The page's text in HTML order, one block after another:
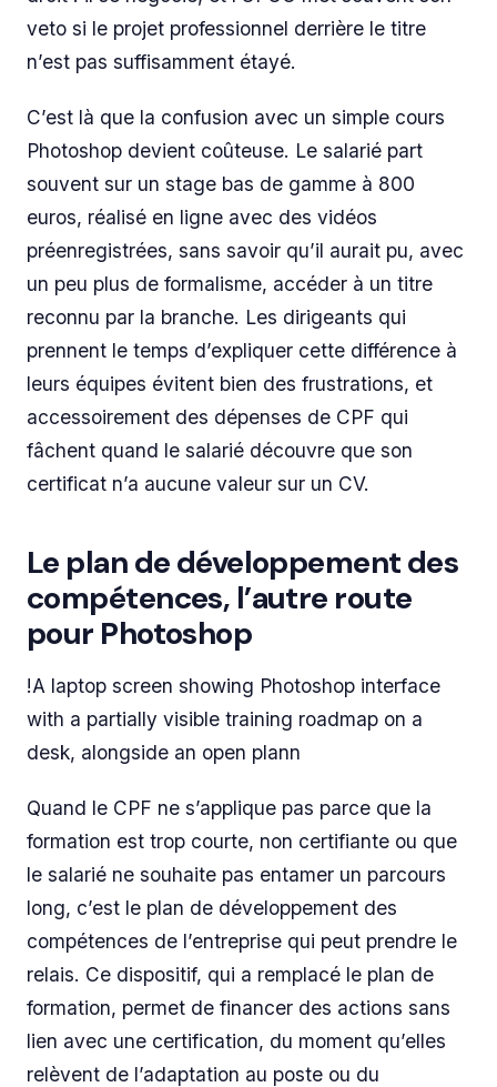
veto si le projet professionnel derrière le titre
n’est pas suffisamment étayé.
C’est là que la confusion avec un simple cours
Photoshop devient coûteuse. Le salarié part
souvent sur un stage bas de gamme à 800
euros, réalisé en ligne avec des vidéos
préenregistrées, sans savoir qu’il aurait pu, avec
un peu plus de formalisme, accéder à un titre
reconnu par la branche. Les dirigeants qui
prennent le temps d’expliquer cette différence à
leurs équipes évitent bien des frustrations, et
accessoirement des dépenses de CPF qui
fâchent quand le salarié découvre que son
certificat n’a aucune valeur sur un CV.
Le plan de développement des
compétences, l’autre route
pour Photoshop
!A laptop screen showing Photoshop interface
with a partially visible training roadmap on a
desk, alongside an open plann
Quand le CPF ne s’applique pas parce que la
formation est trop courte, non certifiante ou que
le salarié ne souhaite pas entamer un parcours
long, c’est le plan de développement des
compétences de l’entreprise qui peut prendre le
relais. Ce dispositif, qui a remplacé le plan de
formation, permet de financer des actions sans
lien avec une certification, du moment qu’elles
relèvent de l’adaptation au poste ou du